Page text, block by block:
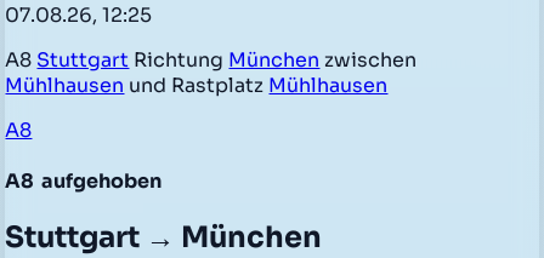
07.08.26, 12:25
A8 Stuttgart Richtung München zwischen
Mühlhausen und Rastplatz Mühlhausen
A8
A8 aufgehoben
Stuttgart → München